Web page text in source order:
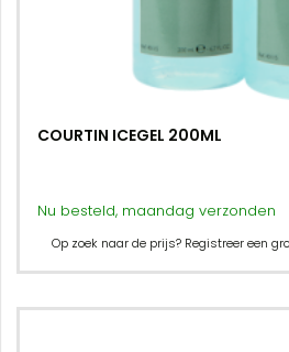
COURTIN ICEGEL 200ML
Nu besteld, maandag verzonden
Op zoek naar de prijs? Registreer een